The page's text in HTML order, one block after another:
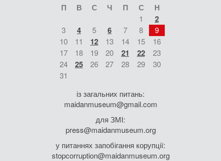
П В С Ч П С Н
1 2
3 4 5 6 7 8
9
10
11 12 13 14 15
16
17
18 19 20 21 22
23
24
25 26 27 28 29
30
31
із загальних питань:
maidanmuseum@gmail.com
для ЗМІ:
press@maidanmuseum.org
у питаннях запобігання корупції:
stopcorruption@maidanmuseum.org